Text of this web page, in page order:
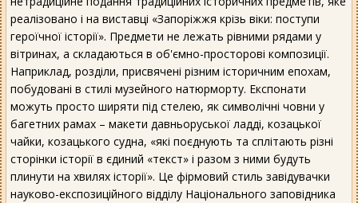
реалізовано і на виставці «Запоріжжя крізь віки: поступи
героїчної історії». Предмети не лежать рівними рядами у
вітринах, а складаються в об'ємно-просторові композиції.
Наприклад, розділи, присвячені різним історичним епохам,
побудовані в стилі музейного натюрморту. Експонати
можуть просто ширяти під стелею, як символічні човни у
багетних рамах – макети давньоруської ладді, козацької
чайки, козацького судна, «які поєднують та сплітають різні
сторінки історії в єдиний «текст» і разом з ними будуть
плинути на хвилях історії». Це фірмовий стиль завідувачки
науково-експозиційного відділу Національного заповідника